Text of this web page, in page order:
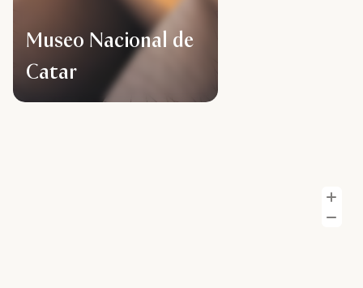
Museo Nacional de
Catar